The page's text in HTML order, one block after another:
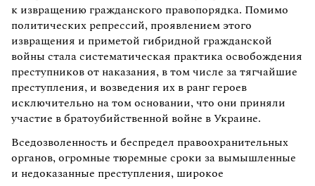
к извращению гражданского правопорядка. Помимо
политических репрессий, проявлением этого
извращения и приметой гибридной гражданской
войны стала систематическая практика освобождения
преступников от наказания, в том числе за тягчайшие
преступления, и возведения их в ранг героев
исключительно на том основании, что они приняли
участие в братоубийственной войне в Украине.
Вседозволенность и беспредел правоохранительных
органов, огромные тюремные сроки за вымышленные
и недоказанные преступления, широкое